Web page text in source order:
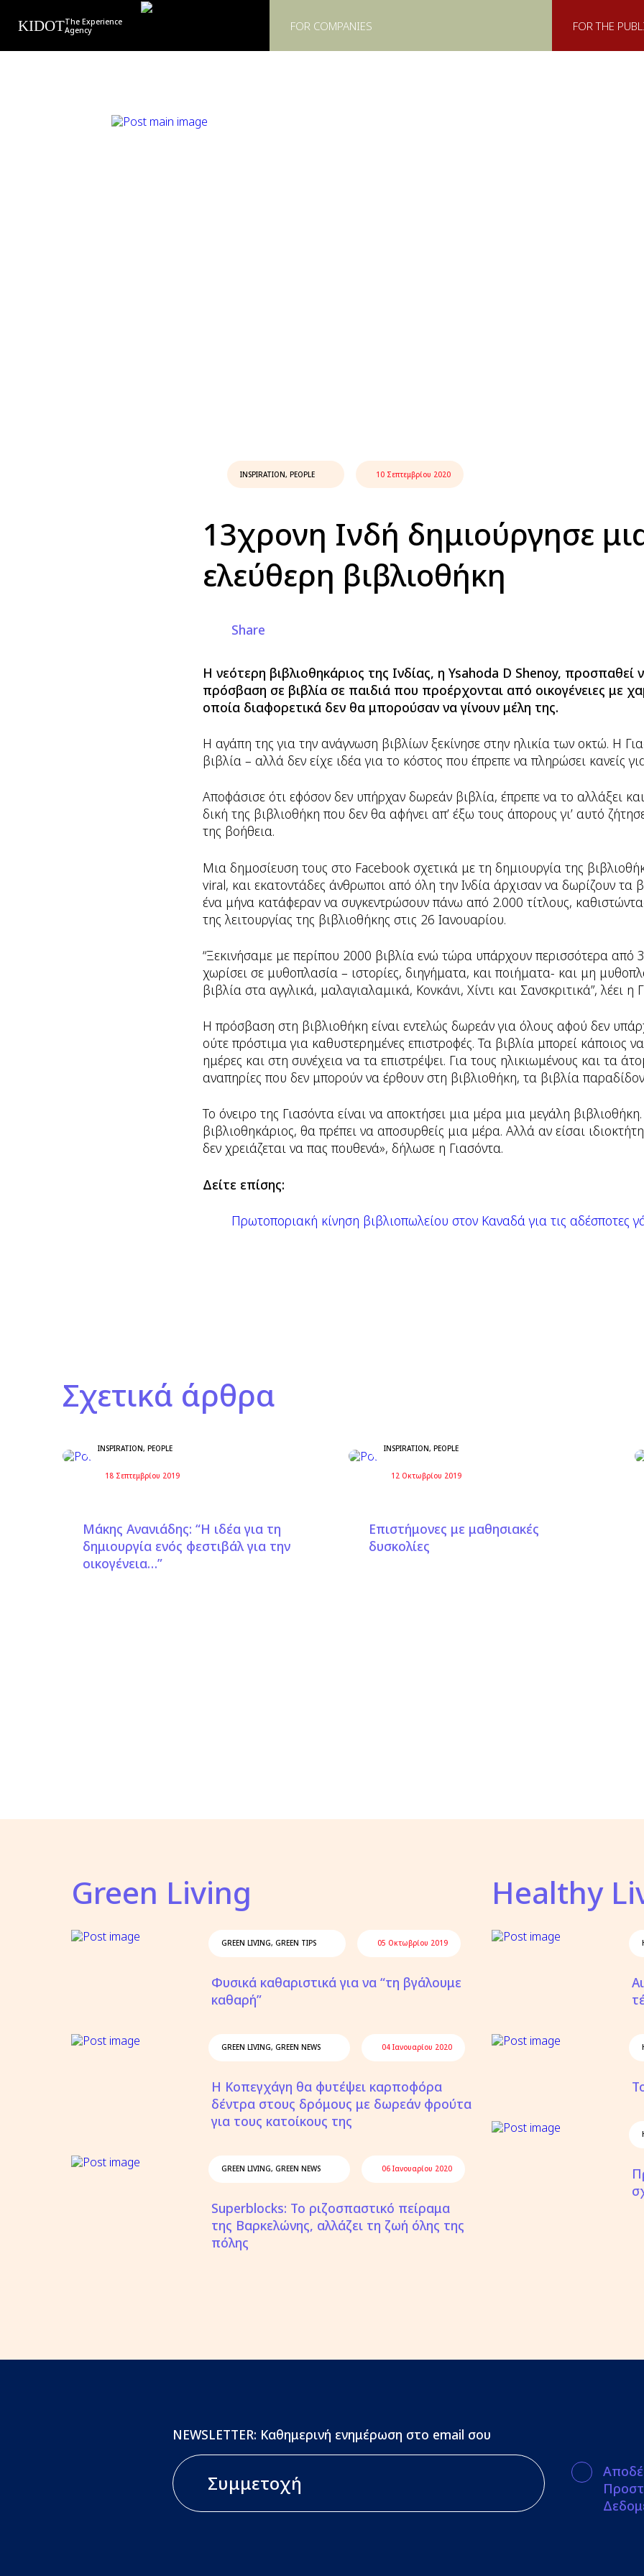
KIDOTThe Experience
Agency
FOR COMPANIES FOR THE
INSPIRATION, PEOPLE 10 Σεπτεμβρίου 2020
13χρονη Ινδή δημιούργησε
ελεύθερη βιβλιοθήκη
Share
Hνεότερη βιβλιοθηκάριος της Ινδίας, η Ysahoda D Shenoy,
πρόσβαση σε βιβλία σε παιδιά που προέρχονται από οικογένειες με
οποία διαφορετικά δεν θα μπορούσαν να γίνουν μέλη της.
Η αγάπη της για την ανάγνωση βιβλίων ξεκίνησε στην ηλικία των οκτώ. Η
βιβλία – αλλά δεν είχε ιδέα για το κόστος που έπρεπε να πληρώσει κανείς
Αποφάσισε ότι εφόσον δεν υπήρχαν δωρεάν βιβλία, έπρεπε να το αλλάξει
δική της βιβλιοθήκη που δεν θα αφήνει απ’ έξω τους άπορους γι’ αυτό
της βοήθεια.
Μια δημοσίευση τους στο Facebook σχετικά με τη δημιουργία της
viral, και εκατοντάδες άνθρωποι από όλη την Ινδία άρχισαν να δωρίζουν τα
ένα μήνα κατάφεραν να συγκεντρώσουν πάνω από 2.000 τίτλους,
της λειτουργίας της βιβλιοθήκης στις 26 Ιανουαρίου.
“Ξεκινήσαμε με περίπου 2000 βιβλία ενώ τώρα υπάρχουν περισσότερα από
χωρίσει σε μυθοπλασία – ιστορίες, διηγήματα, και ποιήματα- και μη
βιβλία στα αγγλικά, μαλαγιαλαμικά, Κονκάνι, Χίντι και Σανσκριτικά”, λέει η
Η πρόσβαση στη βιβλιοθήκη είναι εντελώς δωρεάν για όλους αφού δεν
ούτε πρόστιμα για καθυστερημένες επιστροφές. Τα βιβλία μπορεί κάποιος
ημέρες και στη συνέχεια να τα επιστρέψει. Για τους ηλικιωμένους και τα
αναπηρίες που δεν μπορούν να έρθουν στη βιβλιοθήκη, τα βιβλία
Το όνειρο της Γιασόντα είναι να αποκτήσει μια μέρα μια μεγάλη βιβλιοθήκη.
βιβλιοθηκάριος, θα πρέπει να αποσυρθείς μια μέρα. Αλλά αν είσαι
δεν χρειάζεται να πας πουθενά», δήλωσε η Γιασόντα.
Δείτε επίσης:
Πρωτοποριακή κίνηση βιβλιοπωλείου στον Καναδά για τις αδέσποτες
Σχετικά άρθρα
INSPIRATION, PEOPLE
18 Σεπτεμβρίου 2019
Μάκης Ανανιάδης: “Η ιδέα για τη
δημιουργία ενός φεστιβάλ για την
οικογένεια…”
INSPIRATION, PEOPLE
12 Οκτωβρίου 2019
Επιστήμονες με μαθησιακές
δυσκολίες
Green Living
GREEN LIVING, GREEN TIPS 05 Οκτωβρίου 2019
Φυσικά καθαριστικά για να “τη βγάλουμε
καθαρή”
GREEN LIVING, GREEN NEWS 04 Ιανουαρίου 2020
Η Κοπεγχάγη θα φυτέψει καρποφόρα
δέντρα στους δρόμους με δωρεάν φρούτα
για τους κατοίκους της
GREEN LIVING, GREEN NEWS 06 Ιανουαρίου 2020
Superblocks: Το ριζοσπαστικό πείραμα
της Βαρκελώνης, αλλάζει τη ζωή όλης της
πόλης
Healthy
NEWSLETTER: Καθημερινή ενημέρωση στο email σου